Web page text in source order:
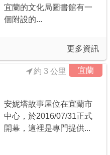
宜蘭的文化局圖書館有一
個附設的...
更多資訊
宜蘭
約 3 公里
安妮塔故事屋位在宜蘭市
中心，於2016/07/31正式
開幕，這裡是專門提供...